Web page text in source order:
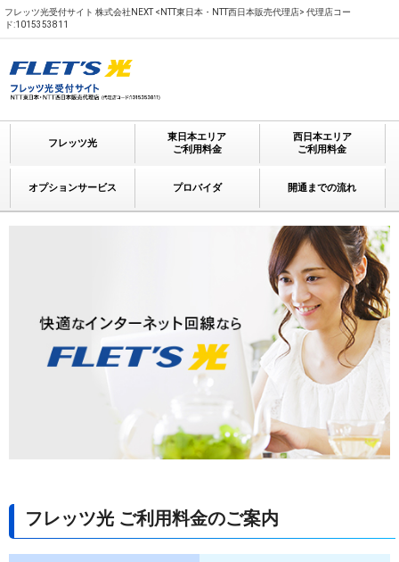
フレッツ光受付サイト 株式会社NEXT <NTT東日本・NTT西日本販売代理店> 代理店コー
ド:1015353811
フレッツ光
東日本エリア
ご利用料金
西日本エリア
ご利用料金
オプションサービス プロバイダ 開通までの流れ
フレッツ光 ご利用料金のご案内